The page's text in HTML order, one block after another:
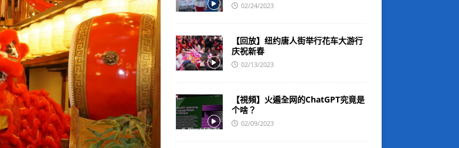
02/24/2023
【回放】纽约唐人街举行花车大游行
庆祝新春
02/13/2023
【視頻】火遍全网的ChatGPT究竟是
个啥？
02/09/2023